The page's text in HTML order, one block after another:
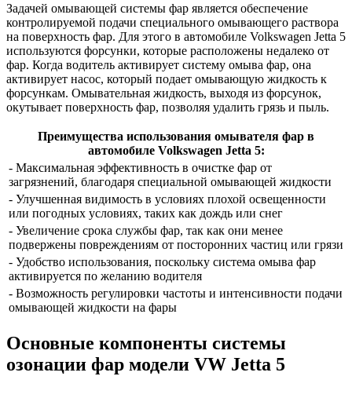
Задачей омывающей системы фар является обеспечение
контролируемой подачи специального омывающего раствора
на поверхность фар. Для этого в автомобиле Volkswagen Jetta 5
используются форсунки, которые расположены недалеко от
фар. Когда водитель активирует систему омыва фар, она
активирует насос, который подает омывающую жидкость к
форсункам. Омывательная жидкость, выходя из форсунок,
окутывает поверхность фар, позволяя удалить грязь и пыль.
Преимущества использования омывателя фар в
автомобиле Volkswagen Jetta 5:
- Максимальная эффективность в очистке фар от
загрязнений, благодаря специальной омывающей жидкости
- Улучшенная видимость в условиях плохой освещенности
или погодных условиях, таких как дождь или снег
- Увеличение срока службы фар, так как они менее
подвержены повреждениям от посторонних частиц или грязи
- Удобство использования, поскольку система омыва фар
активируется по желанию водителя
- Возможность регулировки частоты и интенсивности подачи
омывающей жидкости на фары
Основные компоненты системы
озонации фар модели VW Jetta 5